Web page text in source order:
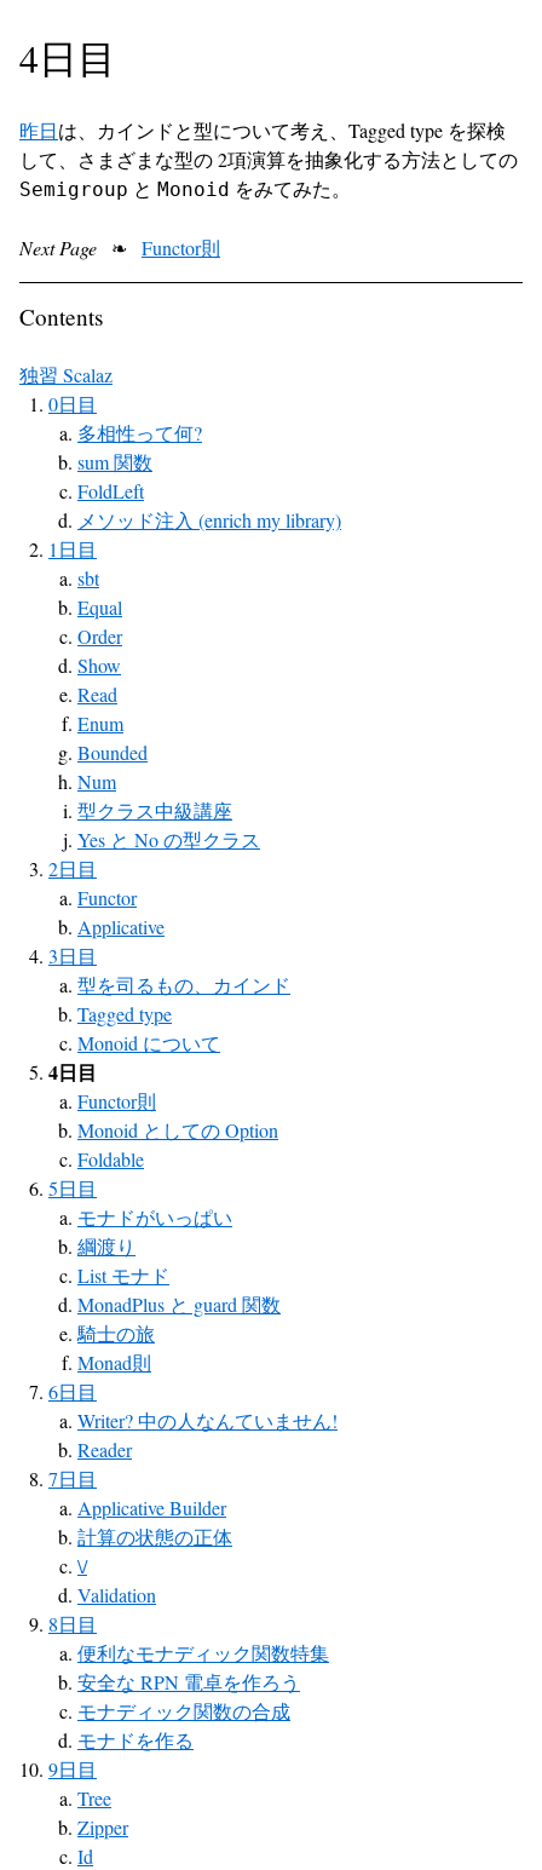
4日目
昨日は、カインドと型について考え、Tagged type を探検
して、さまざまな型の 2項演算を抽象化する方法としての
Semigroup と Monoid をみてみた。
Next Page ❧ Functor則
Contents
独習 Scalaz
0日目
多相性って何?
sum 関数
FoldLeft
メソッド注入 (enrich my library)
1日目
sbt
Equal
Order
Show
Read
Enum
Bounded
Num
型クラス中級講座
Yes と No の型クラス
2日目
Functor
Applicative
3日目
型を司るもの、カインド
Tagged type
Monoid について
4日目
Functor則
Monoid としての Option
Foldable
5日目
モナドがいっぱい
綱渡り
List モナド
MonadPlus と guard 関数
騎士の旅
Monad則
6日目
Writer? 中の人なんていません!
Reader
7日目
Applicative Builder
計算の状態の正体
\/
Validation
8日目
便利なモナディック関数特集
安全な RPN 電卓を作ろう
モナディック関数の合成
モナドを作る
9日目
Tree
Zipper
Id